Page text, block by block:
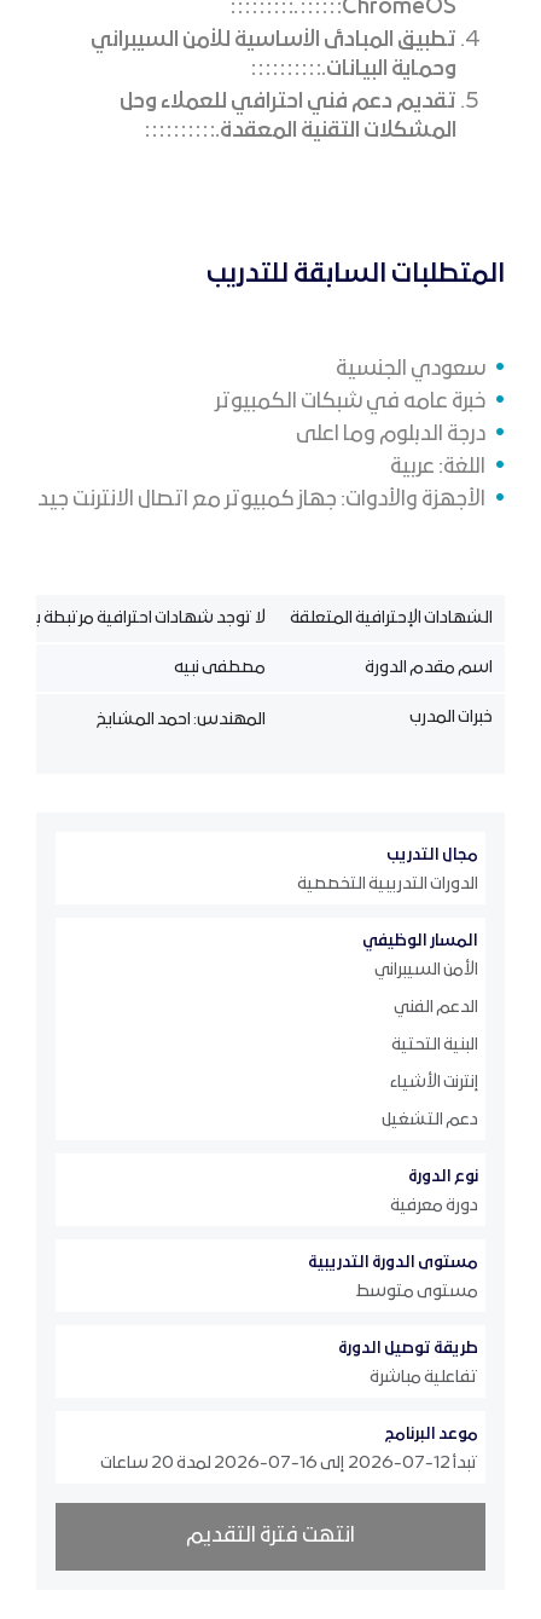
ChromeOS
.
تطبيق المبادئ الأساسية للأمن السيبراني
وحماية البيانات.
تقديم دعم فني احترافي للعملاء وحل
المشكلات التقنية المعقدة.
المتطلبات السابقة للتدريب
سعودي الجنسية
خبرة عامه في شبكات الكمبيوتر
درجة الدبلوم وما اعلى
اللغة: عربية
الأجهزة والأدوات: جهاز كمبيوتر مع اتصال الانترنت جيد
الشهادات الإحترافية المتعلقة لا توجد شهادات احترافية مرتبطة
اسم مقدم الدورة مصطفى نبيه
خبرات المدرب المهندس: احمد المشايخ
مجال التدريب
الدورات التدريبية التخصصية
المسار الوظيفي
الأمن السيبراني
الدعم الفني
البنية التحتية
إنترنت الأشياء
دعم التشغيل
نوع الدورة
دورة معرفية
مستوى الدورة التدريبية
مستوى متوسط
طريقة توصيل الدورة
تفاعلية مباشرة
موعد البرنامج
تبدأ 12-07-2026 إلى 16-07-2026 لمدة 20 ساعات
انتهت فترة التقديم